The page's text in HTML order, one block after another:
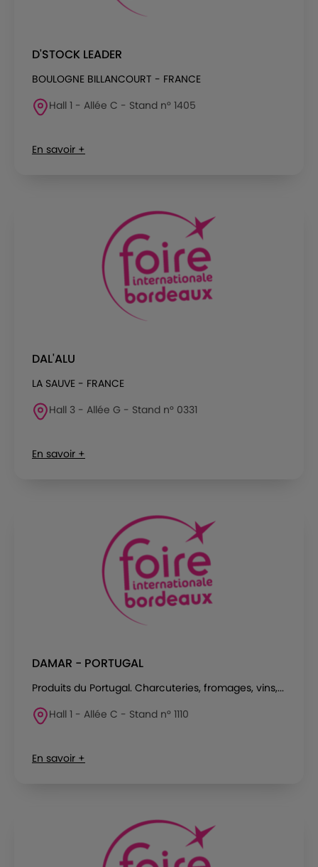
D'STOCK LEADER
BOULOGNE BILLANCOURT - FRANCE
Hall 1 - Allée C - Stand n° 1405
En savoir +
DAL'ALU
LA SAUVE - FRANCE
Hall 3 - Allée G - Stand n° 0331
En savoir +
DAMAR - PORTUGAL
Produits du Portugal. Charcuteries, fromages, vins,...
Hall 1 - Allée C - Stand n° 1110
En savoir +